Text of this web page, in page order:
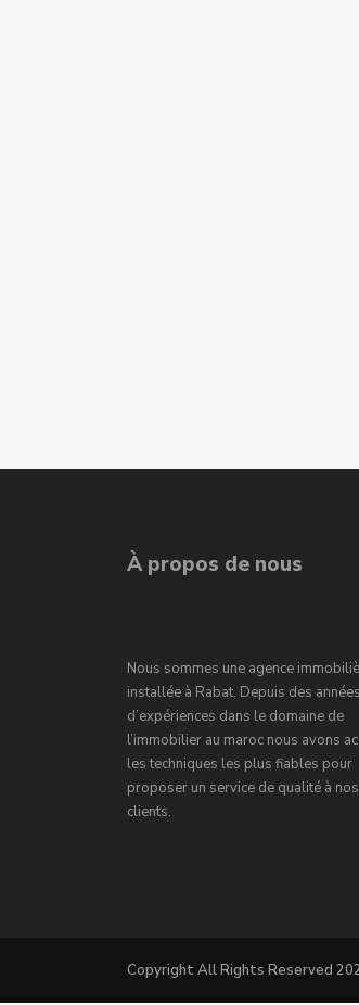
À propos de nous
Nous sommes une agence
installée à Rabat. Depuis des années
d’expériences dans le domaine de
l’immobilier au maroc nous avons
les techniques les plus fiables pour
proposer un service de qualité à nos
clients.
Copyright All Rights Reserved